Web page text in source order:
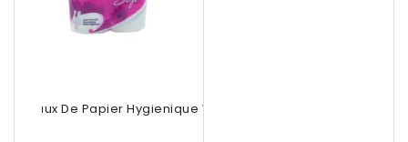
Rouleaux De Papier Hygienique Wafa...